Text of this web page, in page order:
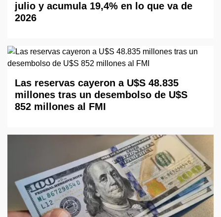
julio y acumula 19,4% en lo que va de
2026
Las reservas cayeron a U$S 48.835
millones tras un desembolso de U$S
852 millones al FMI